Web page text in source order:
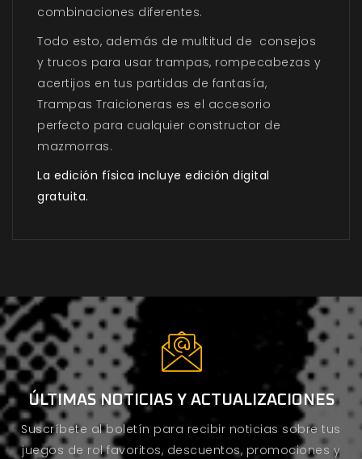
combinaciones diferentes.
Todo esto, además de multitud de consejos
y trucos para usar trampas, rompecabezas y
acertijos en tus partidas de fantasía,
Trampas Traicioneras es el accesorio
perfecto para cualquier constructor de
mazmorras.
La edición física incluye edición digital
gratuita.
ÚLTIMAS NOTICIAS Y ACTUALIZACIONES
Suscríbete al boletín para recibir noticias sobre tus
juegos de rol favoritos, descuentos, promociones y